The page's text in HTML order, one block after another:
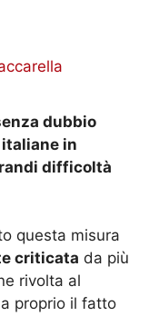
dubbio
in
difficoltà
questa misura
criticata da più
rivolta al
proprio il fatto